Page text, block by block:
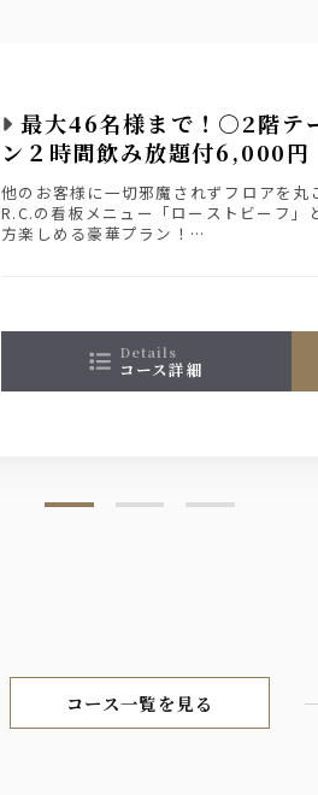
最大46名様まで！○2階テ
ン２時間飲み放題付6,000円
他のお客様に一切邪魔されずフロアを丸
R.C.の看板メニュー「ローストビーフ」
方楽しめる豪華プラン！
details
コース詳細
コース一覧を見る